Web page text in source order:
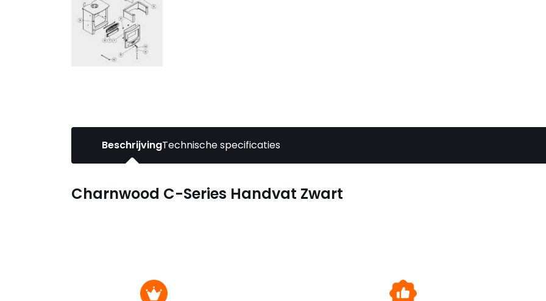
BeschrijvingTechnische specificaties
Charnwood C-Series Handvat Zwart